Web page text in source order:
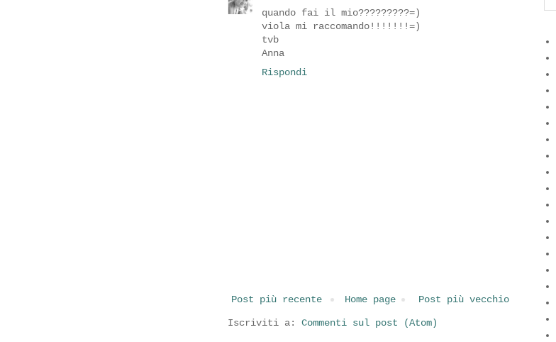
quando fai il mio?????????=)
viola mi raccomando!!!!!!!=)
tvb
Anna
Rispondi
Post più recente Post più vecchio
Home page
Iscriviti a: Commenti sul post (Atom)